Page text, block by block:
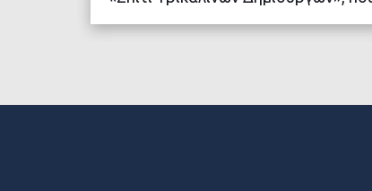
ΔΙΑΒΑΣΤΕ